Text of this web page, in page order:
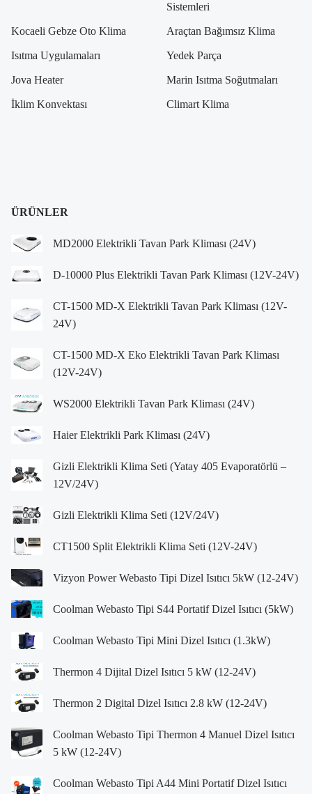
Sistemleri
Kocaeli Gebze Oto Klima Araçtan Bağımsız Klima
Isıtma Uygulamaları Yedek Parça
Jova Heater Marin Isıtma Soğutmaları
İklim Konvektası Climart Klima
ÜRÜNLER
MD2000 Elektrikli Tavan Park Kliması (24V)
D-10000 Plus Elektrikli Tavan Park Kliması (12V-24V)
CT-1500 MD-X Elektrikli Tavan Park Kliması (12V-
24V)
CT-1500 MD-X Eko Elektrikli Tavan Park Kliması
(12V-24V)
WS2000 Elektrikli Tavan Park Kliması (24V)
Haier Elektrikli Park Kliması (24V)
Gizli Elektrikli Klima Seti (Yatay 405 Evaporatörlü –
12V/24V)
Gizli Elektrikli Klima Seti (12V/24V)
CT1500 Split Elektrikli Klima Seti (12V-24V)
Vizyon Power Webasto Tipi Dizel Isıtıcı 5kW (12-24V)
Coolman Webasto Tipi S44 Portatif Dizel Isıtıcı (5kW)
Coolman Webasto Tipi Mini Dizel Isıtıcı (1.3kW)
Thermon 4 Dijital Dizel Isıtıcı 5 kW (12-24V)
Thermon 2 Digital Dizel Isıtıcı 2.8 kW (12-24V)
Coolman Webasto Tipi Thermon 4 Manuel Dizel Isıtıcı
5 kW (12-24V)
Coolman Webasto Tipi A44 Mini Portatif Dizel Isıtıcı